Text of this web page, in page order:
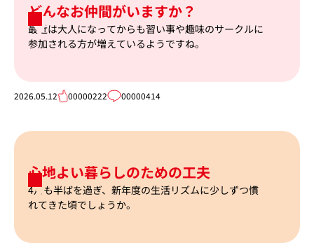
どんなお仲間がいますか？
最近は大人になってからも習い事や趣味のサークルに
参加される方が増えているようですね。
2026.05.12 00000222 00000414
心地よい暮らしのための工夫
4月も半ばを過ぎ、新年度の生活リズムに少しずつ慣
れてきた頃でしょうか。